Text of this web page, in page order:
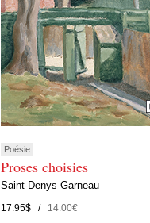
Poésie
Proses choisies
Saint-Denys Garneau
17.95$ /14.00€